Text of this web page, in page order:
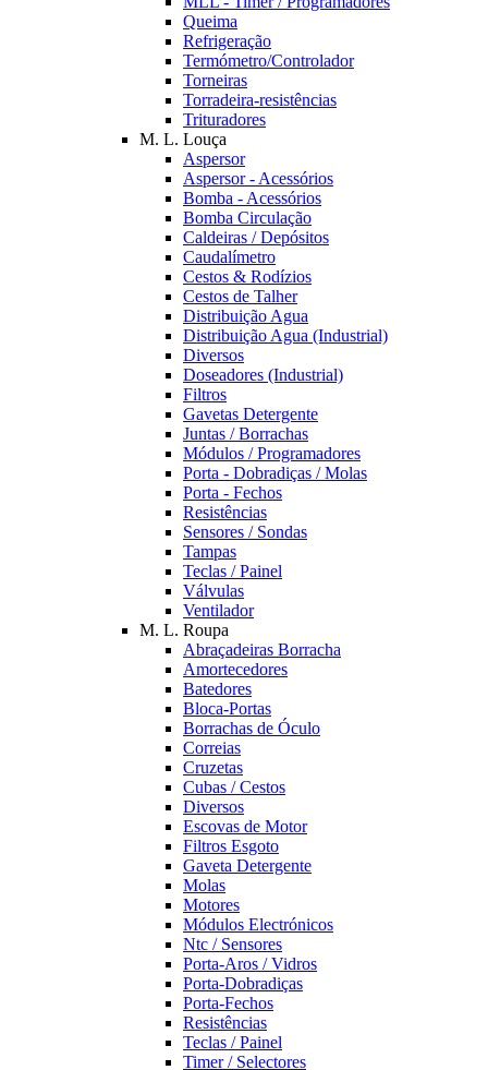
Queima
Refrigeração
Termómetro/Controlador
Torneiras
Torradeira-resistências
Trituradores
M. L. Louça
Aspersor
Aspersor - Acessórios
Bomba - Acessórios
Bomba Circulação
Caldeiras / Depósitos
Caudalímetro
Cestos & Rodízios
Cestos de Talher
Distribuição Agua
Distribuição Agua (Industrial)
Diversos
Doseadores (Industrial)
Filtros
Gavetas Detergente
Juntas / Borrachas
Módulos / Programadores
Porta - Dobradiças / Molas
Porta - Fechos
Resistências
Sensores / Sondas
Tampas
Teclas / Painel
Válvulas
Ventilador
M. L. Roupa
Abraçadeiras Borracha
Amortecedores
Batedores
Bloca-Portas
Borrachas de Óculo
Correias
Cruzetas
Cubas / Cestos
Diversos
Escovas de Motor
Filtros Esgoto
Gaveta Detergente
Molas
Motores
Módulos Electrónicos
Ntc / Sensores
Porta-Aros / Vidros
Porta-Dobradiças
Porta-Fechos
Resistências
Teclas / Painel
Timer / Selectores